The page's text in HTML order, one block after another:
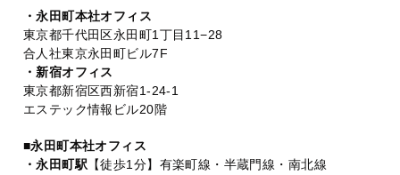
・永田町本社オフィス
東京都千代田区永田町1丁目11−28
合人社東京永田町ビル7F
・新宿オフィス
東京都新宿区西新宿1-24-1
エステック情報ビル20階
■永田町本社オフィス
・永田町駅 【徒歩1分】有楽町線・半蔵門線・南北線